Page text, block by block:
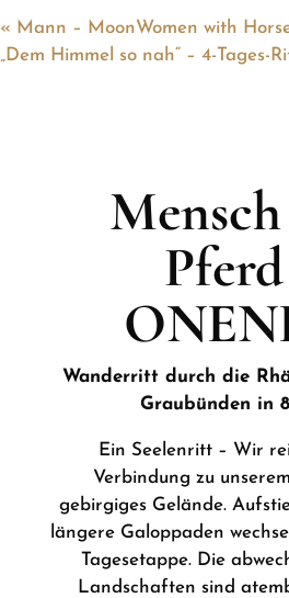
« Mann – MoonWomen with
„Dem Himmel so nah“ – 4-Tages-
Wanderritt durch die
Graubünden in
Ein Seelenritt – Wir
Verbindung zu
gebirgiges Gelände.
längere Galoppaden
Tagesetappe. Die
Landschaften sind